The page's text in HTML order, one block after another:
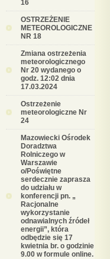
16
OSTRZEŻENIE
METEOROLOGICZNE
NR 18
Zmiana ostrzeżenia
meteorologicznego
Nr 20 wydanego o
godz. 12:02 dnia
17.03.2024
Ostrzeżenie
meteorologiczne Nr
24
Mazowiecki Ośrodek
Doradztwa
Rolniczego w
Warszawie
o/Poświętne
serdecznie zaprasza
do udziału w
konferencji pn. „
Racjonalne
wykorzystanie
odnawialnych źródeł
energii”, która
odbędzie się 17
kwietnia br. o godzinie
9.00 w formule online.